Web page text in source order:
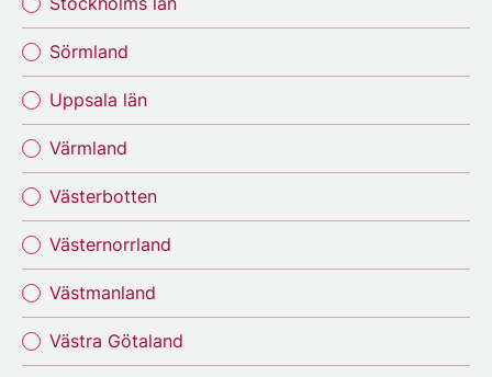
Sörmland
Uppsala län
Värmland
Västerbotten
Västernorrland
Västmanland
Västra Götaland